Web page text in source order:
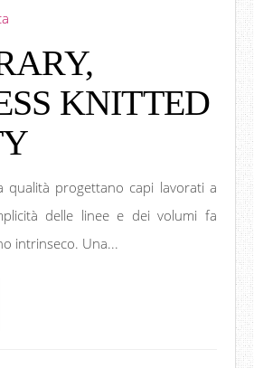
KNITTED
qualità progettano capi lavorati a
delle linee e dei volumi fa
intrinseco. Una...